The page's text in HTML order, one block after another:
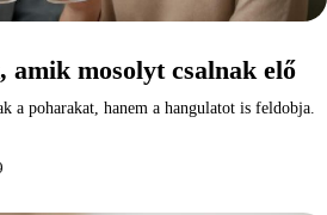
amik mosolyt csalnak elő
a poharakat, hanem a hangulatot is feldobja.